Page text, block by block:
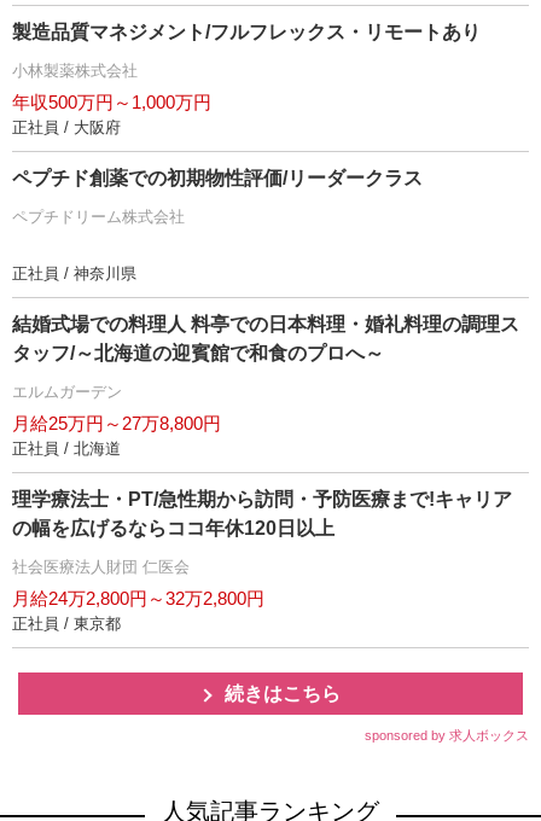
製造品質マネジメント/フルフレックス・リモートあり
小林製薬株式会社
年収500万円～1,000万円
正社員 / 大阪府
ペプチド創薬での初期物性評価/リーダークラス
ペプチドリーム株式会社
正社員 / 神奈川県
結婚式場での料理人 料亭での日本料理・婚礼料理の調理ス
タッフ/～北海道の迎賓館で和食のプロへ～
エルムガーデン
月給25万円～27万8,800円
正社員 / 北海道
理学療法士・PT/急性期から訪問・予防医療まで!キャリア
の幅を広げるならココ年休120日以上
社会医療法人財団 仁医会
月給24万2,800円～32万2,800円
正社員 / 東京都
続きはこちら
sponsored by 求人ボックス
人気記事ランキング